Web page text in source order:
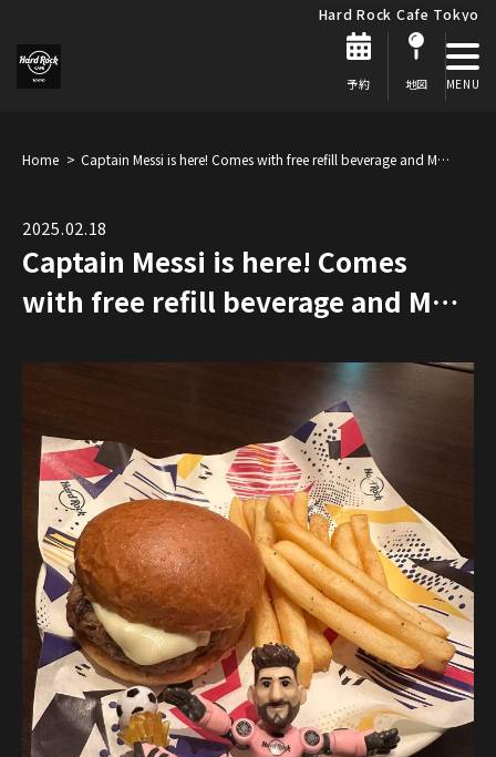
Hard Rock Cafe Tokyo
予約 地図
Home Captain Messi is here! Comes with free refill beverage and M…
2025.02.18
Captain Messi is here! Comes
with free refill beverage and M…